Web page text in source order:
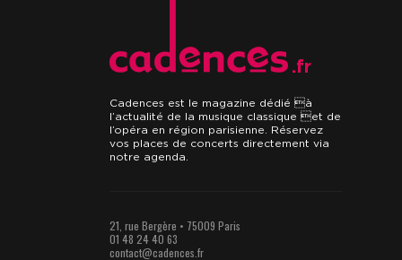
.fr
Cadences est le magazine dédié à
l’actualité de la musique classique et de
l’opéra en région parisienne. Réservez
vos places de concerts directement via
notre agenda.
21, rue Bergère • 75009 Paris
01 48 24 40 63
contact@cadences.fr